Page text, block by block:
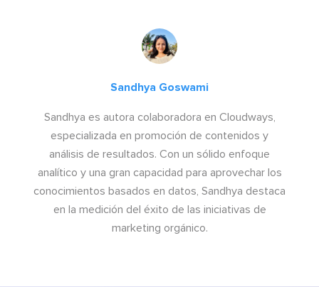
Sandhya Goswami
Sandhya es autora colaboradora en Cloudways,
especializada en promoción de contenidos y
análisis de resultados. Con un sólido enfoque
analítico y una gran capacidad para aprovechar los
conocimientos basados en datos, Sandhya destaca
en la medición del éxito de las iniciativas de
marketing orgánico.